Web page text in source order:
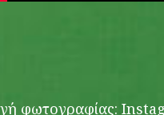
φωτογραφίας: